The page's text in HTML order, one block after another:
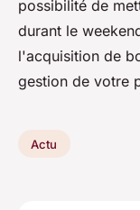
possibilité de
durant le
l'acquisition de
gestion de votre
Actu